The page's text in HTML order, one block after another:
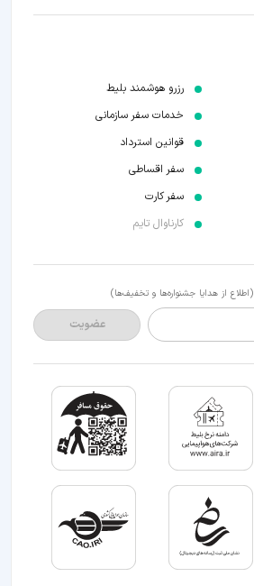
رزرو هوشمند بلیط
خدمات سفر سازمانی
قوانین استرداد
سفر اقساطی
سفر کارت
کارناوال تایم
(اطلاع از هدایا جشنواره‌ها و تخفیف‌ها)
عضویت